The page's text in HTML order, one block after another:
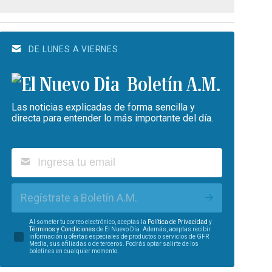
DE LUNES A VIERNES
Boletín A.M.
Las noticias explicadas de forma sencilla y
directa para entender lo más importante del día.
Regístrate a Boletín A.M.
Al someter tu correo electrónico, aceptas la Política de Privacidad y
Términos y Condiciones de El Nuevo Día. Además, aceptas recibir
información u ofertas especiales de productos o servicios de GFR
Media, sus afiliadas o de terceros. Podrás optar salirte de los
boletines en cualquier momento.